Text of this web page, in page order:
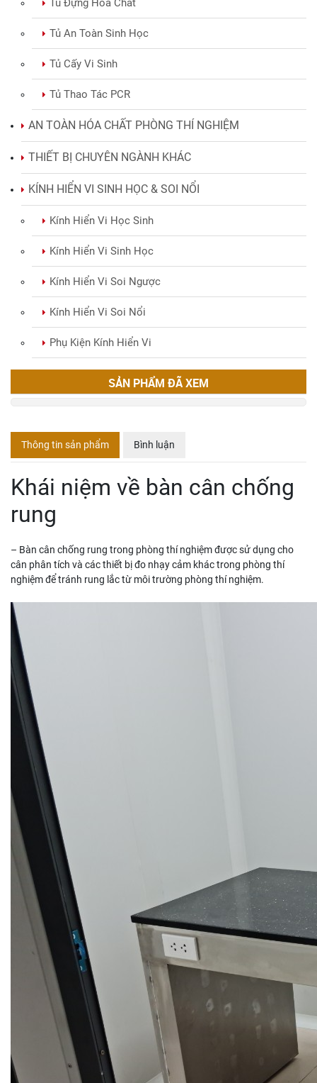
Tủ Đựng Hóa Chất
Tủ An Toàn Sinh Học
Tủ Cấy Vi Sinh
Tủ Thao Tác PCR
AN TOÀN HÓA CHẤT PHÒNG THÍ NGHIỆM
THIẾT BỊ CHUYÊN NGÀNH KHÁC
KÍNH HIỂN VI SINH HỌC & SOI NỔI
Kính Hiển Vi Học Sinh
Kính Hiển Vi Sinh Học
Kính Hiển Vi Soi Ngược
Kính Hiển Vi Soi Nổi
Phụ Kiện Kính Hiển Vi
SẢN PHẨM ĐÃ XEM
Thông tin sản phẩm Bình luận
Khái niệm về bàn cân chống
rung
– Bàn cân chống rung trong phòng thí nghiệm được sử dụng cho
cân phân tích và các thiết bị đo nhạy cảm khác trong phòng thí
nghiệm để tránh rung lắc từ môi trường phòng thí nghiệm.